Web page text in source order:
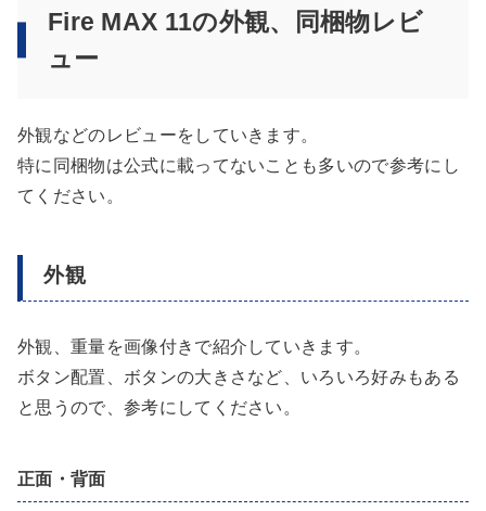
Fire MAX 11の外観、同梱物レビ
ュー
外観などのレビューをしていきます。
特に同梱物は公式に載ってないことも多いので参考にし
てください。
外観
外観、重量を画像付きで紹介していきます。
ボタン配置、ボタンの大きさなど、いろいろ好みもある
と思うので、参考にしてください。
正面・背面